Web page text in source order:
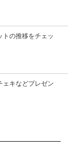
トの推移をチェッ
ェキなどプレゼン